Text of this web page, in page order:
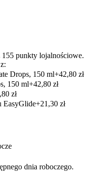
155 punkty lojalnościowe.
Drops, 150 ml+42,80 zł
150 ml+42,80 zł
zł
EasyGlide+21,30 zł
dnia roboczego.